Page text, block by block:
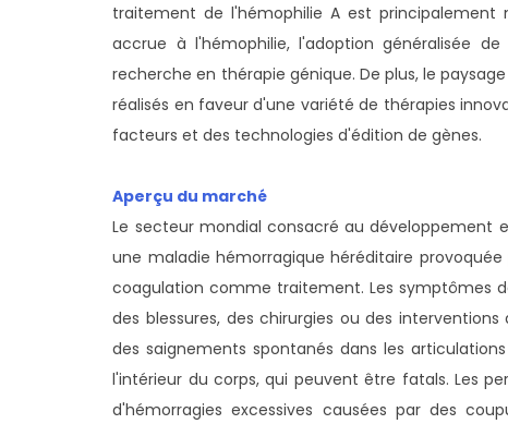
traitement de l'hémophilie A est principalement
accrue à l'hémophilie, l'adoption généralisée
recherche en thérapie génique. De plus, le
réalisés en faveur d'une variété de thérapies
facteurs et des technologies d'édition de gènes.
Aperçu du marché
Le secteur mondial consacré au
une maladie hémorragique héréditaire
coagulation comme traitement. Les symptômes
des blessures, des chirurgies ou des
des saignements spontanés dans les
l'intérieur du corps, qui peuvent être fatals. Les
d'hémorragies excessives causées par des